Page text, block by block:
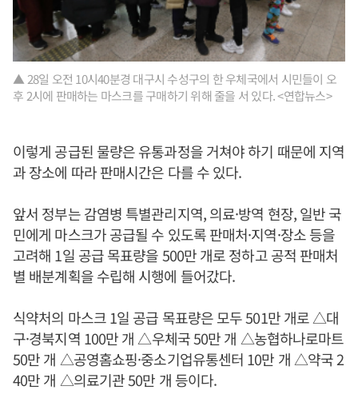
▲ 28일 오전 10시40분경 대구시 수성구의 한 우체국에서 시민들이 오
후 2시에 판매하는 마스크를 구매하기 위해 줄을 서 있다. <연합뉴스>
이렇게 공급된 물량은 유통과정을 거쳐야 하기 때문에 지역
과 장소에 따라 판매시간은 다를 수 있다.
앞서 정부는 감염병 특별관리지역, 의료·방역 현장, 일반 국
민에게 마스크가 공급될 수 있도록 판매처·지역·장소 등을
고려해 1일 공급 목표량을 500만 개로 정하고 공적 판매처
별 배분계획을 수립해 시행에 들어갔다.
식약처의 마스크 1일 공급 목표량은 모두 501만 개로 △대
구·경북지역 100만 개 △우체국 50만 개 △농협하나로마트
50만 개 △공영홈쇼핑·중소기업유통센터 10만 개 △약국 2
40만 개 △의료기관 50만 개 등이다.